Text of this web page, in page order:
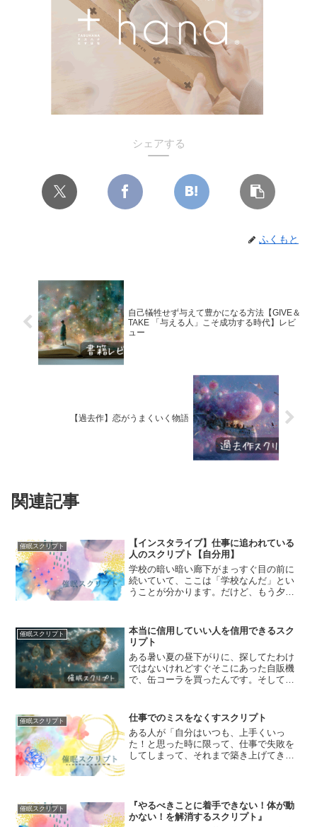
シェアする
ふくもと
自己犠牲せず与えて豊かになる方法【GIVE＆
TAKE 「与える人」こそ成功する時代】レビ
ュー
【過去作】恋がうまくいく物語
関連記事
催眠スクリプト
【インスタライブ】仕事に追われている
人のスクリプト【自分用】
学校の暗い暗い廊下がまっすぐ目の前に
続いていて、ここは「学校なんだ」とい
うことが分かります。だけど、もう夕暮
て、私は暗い廊下を歩く速度を、少しだ
け上げるのです。なぜなら、...
催眠スクリプト
本当に信用していい人を信用できるスク
リプト
ある暑い夏の昼下がりに、探してたわけ
ではないけれどすぐそこにあった自販機
で、缶コーラを買ったんです。そして、
に溶けていきました。それから、口をつ
けてぐいっと喉に流し込む...
催眠スクリプト
仕事でのミスをなくすスクリプト
ある人が「自分はいつも、上手くいっ
た！と思った時に限って、仕事で失敗を
してしまって、それまで築き上げてきた
「誰かに迷惑を掛けたくない」...
催眠スクリプト
『やるべきことに着手できない！体が動
かない！を解消するスクリプト』